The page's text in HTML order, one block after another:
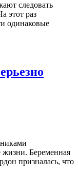
следовать
этот раз
одинаковые
жизни. Беременная
призналась, что